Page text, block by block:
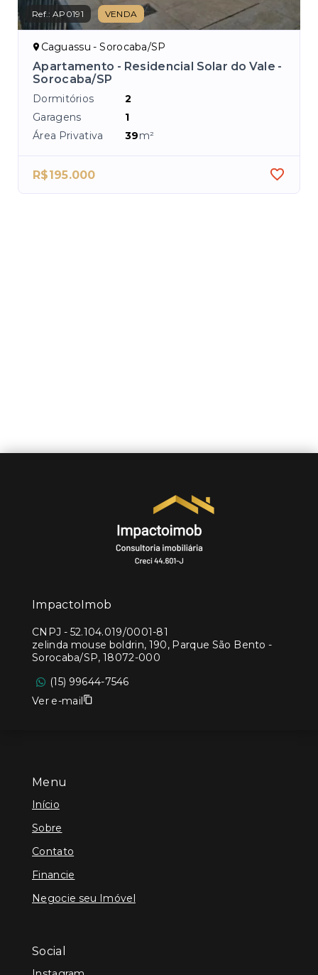
Ref.:AP0191 VENDA
Caguassu - Sorocaba/SP
Apartamento - Residencial Solar do Vale -
Sorocaba/SP
Dormitórios
2
Garagens
1
Área Privativa
39m²
R$195.000
Menu
Início
Sobre
Contato
Financie
Negocie seu Imóvel
Social
ImpactoImob
CNPJ - 52.104.019/0001-81
zelinda mouse boldrin, 190, Parque São Bento -
Sorocaba/SP, 18072-000
(15) 99644-7546
Ver e-mail